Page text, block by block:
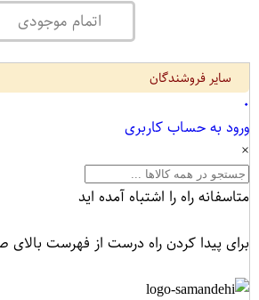
اتمام موجودی
سایر فروشندگان
۰
ورود به حساب کاربری
×
متاسفانه راه را اشتباه آمده اید
برای پیدا کردن راه درست از فهرست بالای